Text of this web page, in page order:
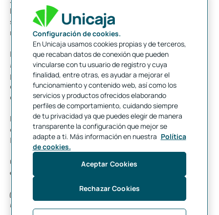
lo que podemos comprar, vender o transferir dinero
simplemente haciendo operaciones con los datos que
representan dicho dinero.
Pues allá por 2009, a alguien (que se hacía llamarSatoshi
Nakamoto) se le ocurrió crear una red de Blockchain que
permitiera a la gente intercambiar representaciones digitales
de dinero utilizando esta tecnología, y así nació la primera
criptomoneda, “el archifamoso bitcoin”.
Por tanto, una criptomoneda no es más que una representación
digital del dinero que ha sido desarrollada en la tecnología
Blockchain.
Con ello, llegamos a la controvertida cuestión de:
criptomoneda de Facebook una amenaza para los bancos?
(nota muy importante: todo lo que lean a partir de este punto es
una opinión exclusivamente personal)
Configuración de cookies.
En Unicaja usamos cookies propias y de terceros,
que recaban datos de conexión que pueden
vincularse con tu usuario de registro y cuya
finalidad, entre otras, es ayudar a mejorar el
funcionamiento y contenido web, así como los
servicios y productos ofrecidos elaborando
perfiles de comportamiento, cuidando siempre
de tu privacidad ya que puedes elegir de manera
transparente la configuración que mejor se
adapte a ti. Más información en nuestra Política
de cookies.
Rechazar Cookies
Aceptar Cookies